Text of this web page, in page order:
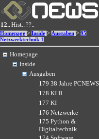
12..Hist..??..
Homepage > Inside > Ausgaben > 95
Netzwerktechnik 1
Homepage
Inside
Ausgaben
179 38 Jahre PCNEWS
178 KI II
177 KI
176 Netzwerke
175 Python &
Digitaltechnik